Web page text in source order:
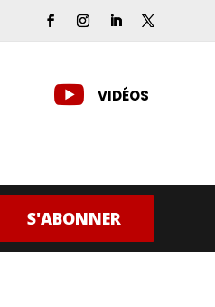
 VIDÉOS
S'ABONNER